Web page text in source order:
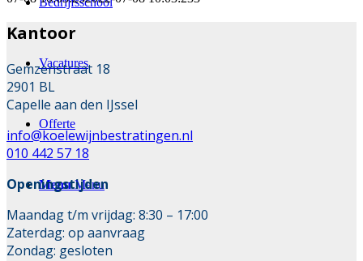
Vacatures
Offerte
Menu Menu
Kantoor
Gemzenstraat 18
2901 BL
Capelle aan den IJssel
info@koelewijnbestratingen.nl
010 442 57 18
Openingstijden
Maandag t/m vrijdag: 8:30 – 17:00
Zaterdag: op aanvraag
Zondag: gesloten